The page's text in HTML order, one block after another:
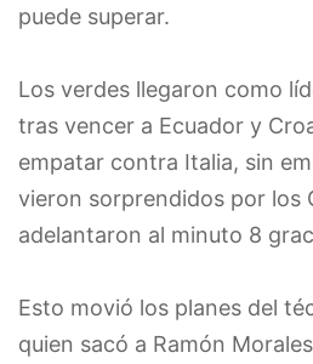
puede superar.
Los verdes llegaron como
tras vencer a Ecuador y
empatar contra Italia, sin
vieron sorprendidos por los
adelantaron al minuto 8
Esto movió los planes del
quien sacó a Ramón